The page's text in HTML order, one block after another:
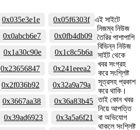
0x035e3e1e
0x05f6303f
0x0abcb6e7
0x0fb4db09
0x1a30c90e
0x1c8c5b6a
0x23656847
0x241eeea2
0x2f036b92
0x32a9a79a
0x3667aa38
0x36a83b45
0x39ad6923
0x3a5a6f21
এই সাইটে
নিজম্ব নিউজ
তৈরির পাশাপাশি
বিভিন্ন নিউজ
সাইট থেকে
খবর সংগ্রহ
করে সংশ্লিষ্ট
সূত্রসহ প্রকাশ
করে থাকি।
তাই কোন খবর
নিয়ে আপত্তি
বা অভিযোগ
থাকলে সংশ্লিষ্ট